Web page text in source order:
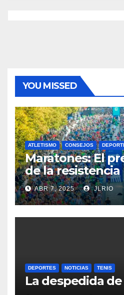
YOU MISSED
ATLETISMO CONSEJOS
Maratones: El
de la resistencia
ABR 7, 2025 JLRIO
DEPORTES NOTICIAS TENIS
La despedida